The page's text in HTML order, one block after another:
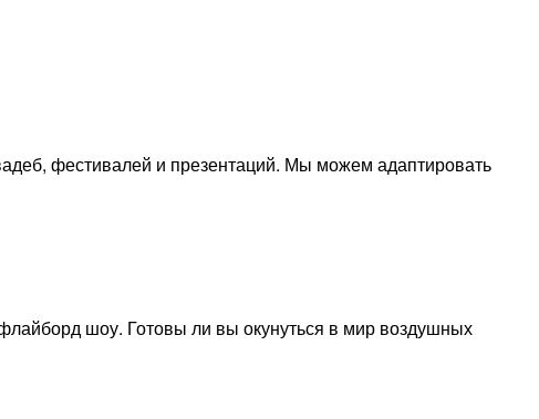
фестивалей и презентаций. Мы можем адаптировать
шоу. Готовы ли вы окунуться в мир воздушных